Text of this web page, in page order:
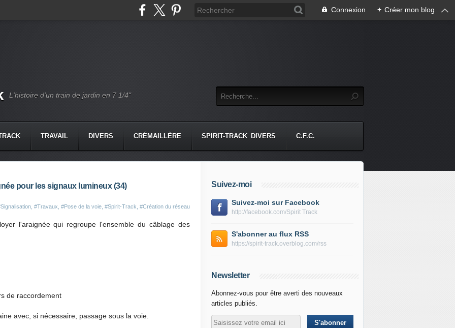
Connexion + Créer mon blog
L'histoire d'un train de jardin en 7 1/4"
TRAVAIL DIVERS CRÉMAILLÈRE SPIRIT-TRACK_DIVERS C.F.C.
pour les signaux lumineux (34)
#Travaux #Pose de la voie #Spirit-Track #Création du réseau
l'araignée qui regroupe l'ensemble du câblage des
de raccordement
avec, si nécessaire, passage sous la voie.
Suivez-moi
Suivez-moi sur Facebook
http://facebook.com/Spirit Track
S'abonner au flux RSS
https://spirit-track.overblog.com/rss
Newsletter
Abonnez-vous pour être averti des nouveaux
articles publiés.